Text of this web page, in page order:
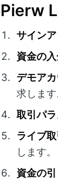
Pierw
サイン
資金の
デモア
求します
取引パ
ライブ
します。
資金の